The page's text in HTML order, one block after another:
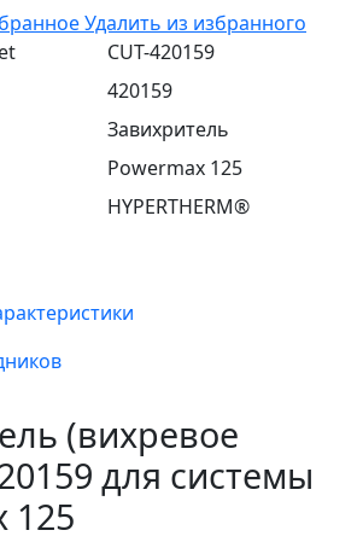
Удалить из избранного
CUT-420159
420159
Завихритель
Powermax 125
HYPERTHERM®
(вихревое
для системы
125